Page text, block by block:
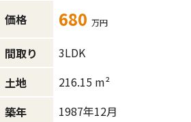
価格 680 万円
間取り 3LDK
土地
216.15 m²
築年
1987年12月